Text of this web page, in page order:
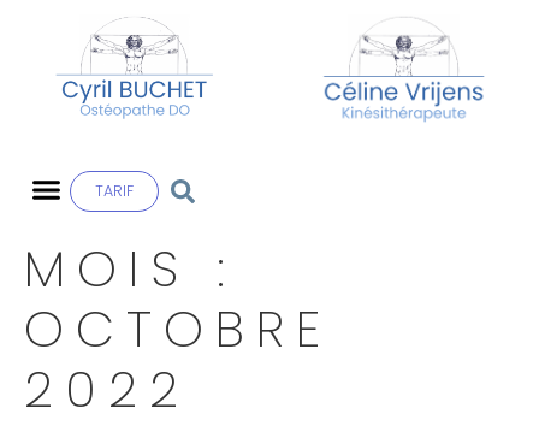
TARIF
MOIS :
OCTOBRE
2022